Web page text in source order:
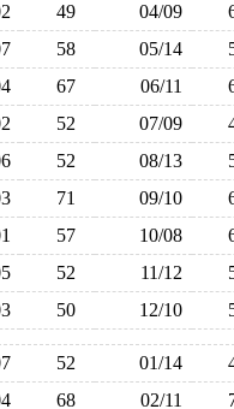
49 04/09
58 05/14
67 06/11
52 07/09
52 08/13
71 09/10
57 10/08
52 11/12
50 12/10
52 01/14
68 02/11